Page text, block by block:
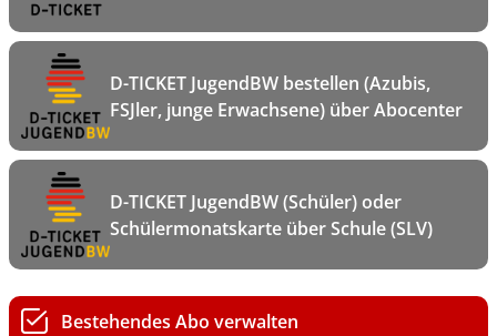
D-TICKET JugendBW bestellen (Azubis,
FSJler, junge Erwachsene) über Abocenter
D-TICKET JugendBW (Schüler) oder
Schülermonatskarte über Schule (SLV)
Bestehendes Abo verwalten